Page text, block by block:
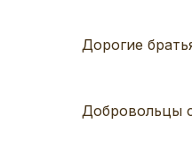
Дорогие
Добровольцы